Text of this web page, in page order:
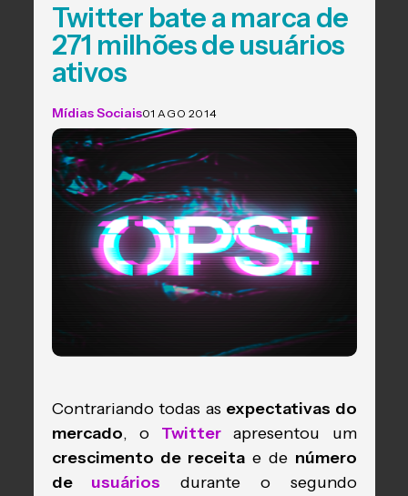
Twitter bate a marca de
271 milhões de usuários
ativos
Mídias Sociais01 AGO 2014
Contrariando todas as expectativas do
mercado, o Twitter apresentou um
crescimento de receitae de número
de usuários durante o segundo